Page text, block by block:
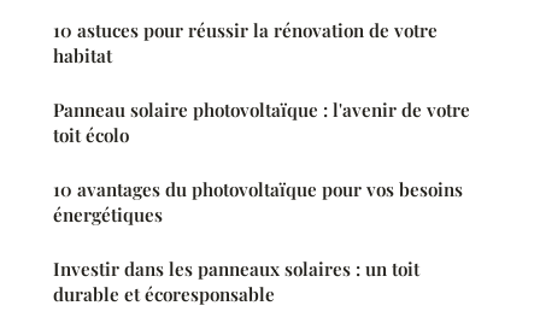
10 astuces pour réussir la rénovation de votre
habitat
Panneau solaire photovoltaïque : l'avenir de votre
toit écolo
10 avantages du photovoltaïque pour vos besoins
énergétiques
Investir dans les panneaux solaires : un toit
durable et écoresponsable